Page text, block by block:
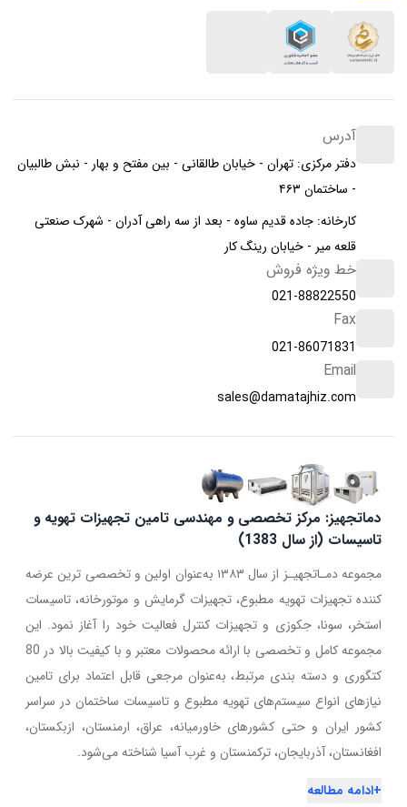
آدرس
دفتر مرکزی: تهران - خیابان طالقانی - بین مفتح و بهار - نبش طالبیان
- ساختمان ۴۶۳
کارخانه: جاده قدیم ساوه - بعد از سه راهی آدران - شهرک صنعتی
قلعه میر - خیابان رینگ کار
خط ویژه فروش
021-88822550
Fax
021-86071831
Email
sales@damatajhiz.com
دماتجهیز: مرکز تخصصی و مهندسی تامین تجهیزات تهویه و
تاسیسات (از سال 1383)
مجموعه دمـاتجهیـز از سال ۱۳۸۳ به‌عنوان اولین و تخصصی ترین عرضه
کننده تجهیزات تهویه مطبوع، تجهیزات گرمایش و موتورخانه، تاسیسات
استخر، سونا، جکوزی و تجهیزات کنترل فعالیت خود را آغاز نمود. این
مجموعه کامل و تخصصی با ارائه محصولات معتبر و با کیفیت بالا در 80
کتگوری و دسته بندی مرتبط، به‌عنوان مرجعی قابل اعتماد برای تامین
نیازهای انواع سیستم‌های تهویه مطبوع و تاسیسات ساختمان در سراسر
کشور ایران و حتی کشورهای خاورمیانه، عراق، ارمنستان، ازبکستان،
افغانستان، آذربایجان، ترکمنستان و غرب آسیا شناخته می‌شود.
+ادامه مطالعه